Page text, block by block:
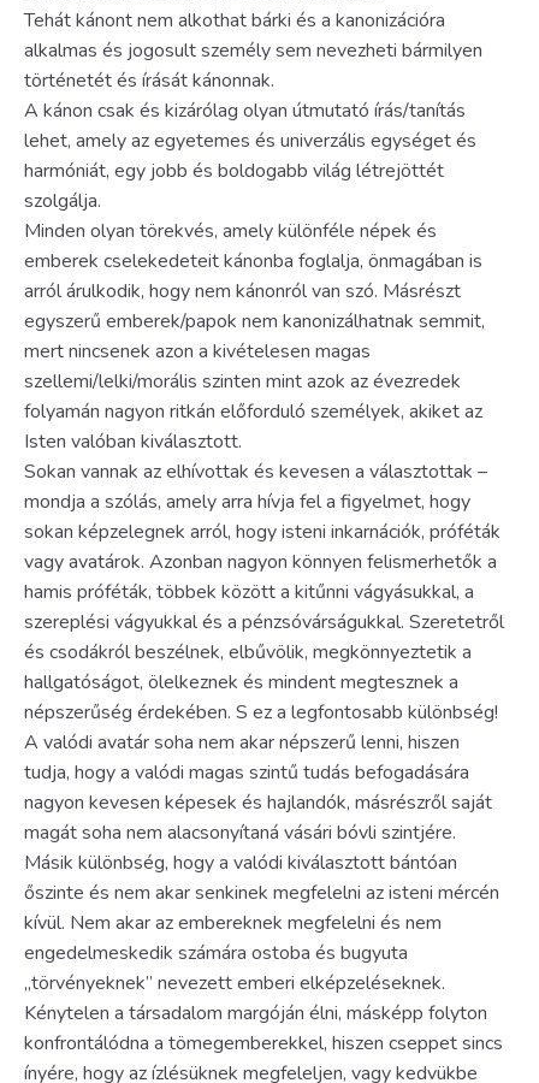
Tehát kánont nem alkothat bárki és a kanonizációra
alkalmas és jogosult személy sem nevezheti bármilyen
történetét és írását kánonnak.
A kánon csak és kizárólag olyan útmutató írás/tanítás
lehet, amely az egyetemes és univerzális egységet és
harmóniát, egy jobb és boldogabb világ létrejöttét
szolgálja.
Minden olyan törekvés, amely különféle népek és
emberek cselekedeteit kánonba foglalja, önmagában is
arról árulkodik, hogy nem kánonról van szó. Másrészt
egyszerű emberek/papok nem kanonizálhatnak semmit,
mert nincsenek azon a kivételesen magas
szellemi/lelki/morális szinten mint azok az évezredek
folyamán nagyon ritkán előforduló személyek, akiket az
Isten valóban kiválasztott.
Sokan vannak az elhívottak és kevesen a választottak –
mondja a szólás, amely arra hívja fel a figyelmet, hogy
sokan képzelegnek arról, hogy isteni inkarnációk, próféták
vagy avatárok. Azonban nagyon könnyen felismerhetők a
hamis próféták, többek között a kitűnni vágyásukkal, a
szereplési vágyukkal és a pénzsóvárságukkal. Szeretetről
és csodákról beszélnek, elbűvölik, megkönnyeztetik a
hallgatóságot, ölelkeznek és mindent megtesznek a
népszerűség érdekében. S ez a legfontosabb különbség!
A valódi avatár soha nem akar népszerű lenni, hiszen
tudja, hogy a valódi magas szintű tudás befogadására
nagyon kevesen képesek és hajlandók, másrészről saját
magát soha nem alacsonyítaná vásári bóvli szintjére.
Másik különbség, hogy a valódi kiválasztott bántóan
őszinte és nem akar senkinek megfelelni az isteni mércén
kívül. Nem akar az embereknek megfelelni és nem
engedelmeskedik számára ostoba és bugyuta
„törvényeknek” nevezett emberi elképzeléseknek.
Kénytelen a társadalom margóján élni, másképp folyton
konfrontálódna a tömegemberekkel, hiszen cseppet sincs
ínyére, hogy az ízlésüknek megfeleljen, vagy kedvükbe